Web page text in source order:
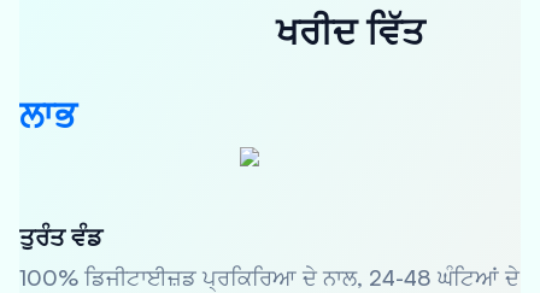
ਖਰੀਦ ਵਿੱਤ
ਲਾਭ
ਤੁਰੰਤ ਵੰਡ
100% ਡਿਜੀਟਾਈਜ਼ਡ ਪ੍ਰਕਿਰਿਆ ਦੇ ਨਾਲ, 24-48 ਘੰਟਿਆਂ ਦੇ